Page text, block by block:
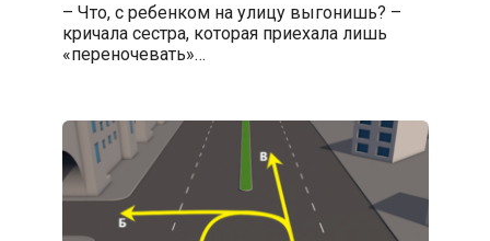
– Что, с ребенком на улицу выгонишь? –
кричала сестра, которая приехала лишь
«переночевать»…